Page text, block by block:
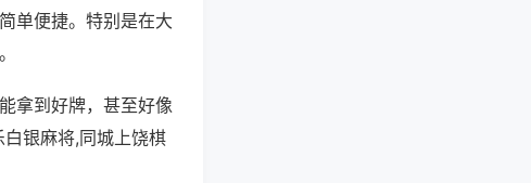
单便捷。特别是在大
拿到好牌，甚至好像
银麻将,同城上饶棋